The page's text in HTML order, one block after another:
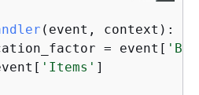
( event, context ):
= event[
'Items' ]